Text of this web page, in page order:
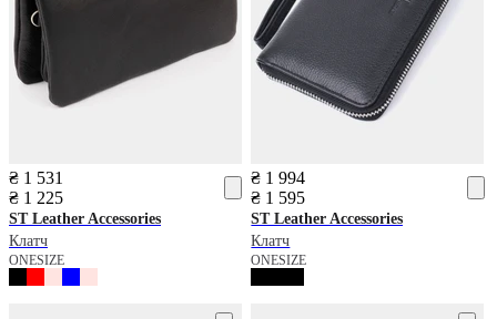
₴ 1 531
₴ 1 225
ST Leather Accessories
Клатч
ONESIZE
₴ 1 994
₴ 1 595
ST Leather Accessories
Клатч
ONESIZE